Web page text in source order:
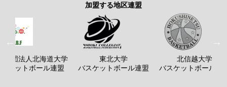
加盟する地区連盟
社団法人北海道大学
ケットボール連盟
東北大学
バスケットボール連盟
北信越大学
バスケットボール連